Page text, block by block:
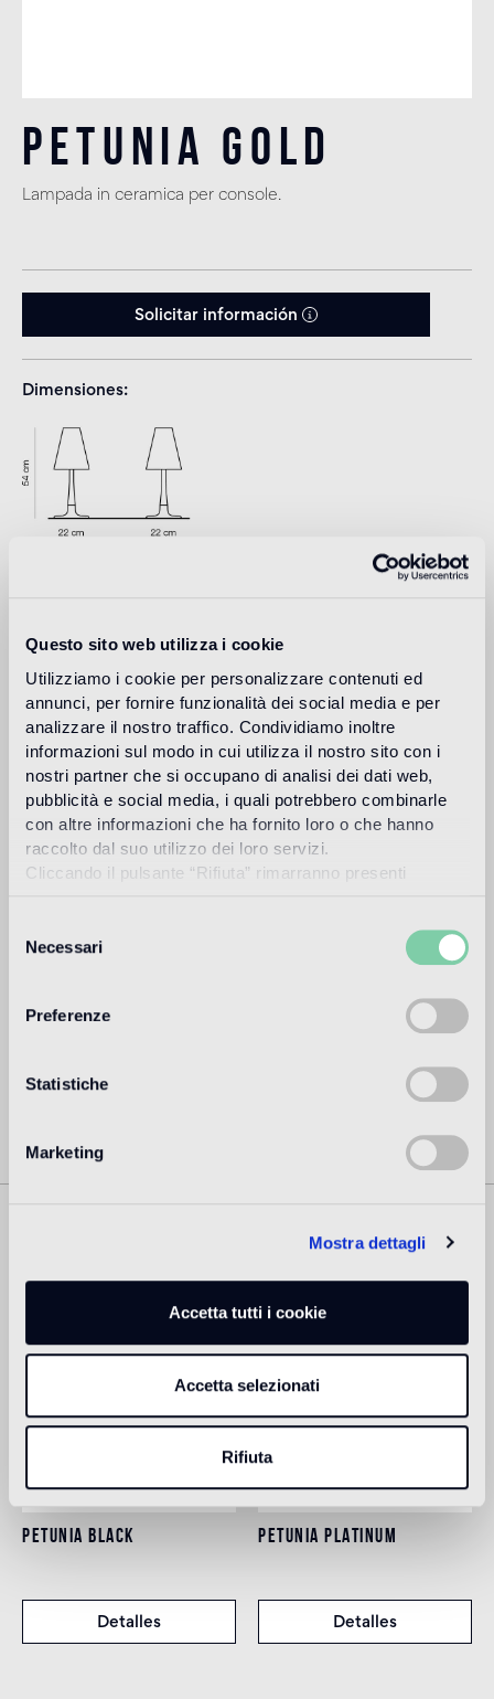
Questo sito web utilizza i cookie
Utilizziamo i cookie per personalizzare contenuti ed
annunci, per fornire funzionalità dei social media e per
analizzare il nostro traffico. Condividiamo inoltre
informazioni sul modo in cui utilizza il nostro sito con i
nostri partner che si occupano di analisi dei dati web,
pubblicità e social media, i quali potrebbero combinarle
con altre informazioni che ha fornito loro o che hanno
raccolto dal suo utilizzo dei loro servizi.
Cliccando il pulsante “Rifiuta” rimarranno presenti
tecnici.
delNecessari
Preferenze
Statistiche
Marketing
Mostra dettagli
Accetta tutti i cookie
Accetta selezionati
Rifiuta
Petunia Gold
Lampada in ceramica per console.
Solicitar información
Dimensiones
Design
jaime hayon
El diseñador y artista español Jaime Hayon nació en
Madrid y París, se unió en 1997 a Fabrica, la academia de
diseño y comunicación patrocinada por Benetton en Italia,
año 2000 y a partir de 2003 se dedicó plenamente a sus
proyectos personales hasta convertirse en uno de los
Más información
PETUNIA BLACK
Detalles
PETUNIA PLATINUM
Detalles